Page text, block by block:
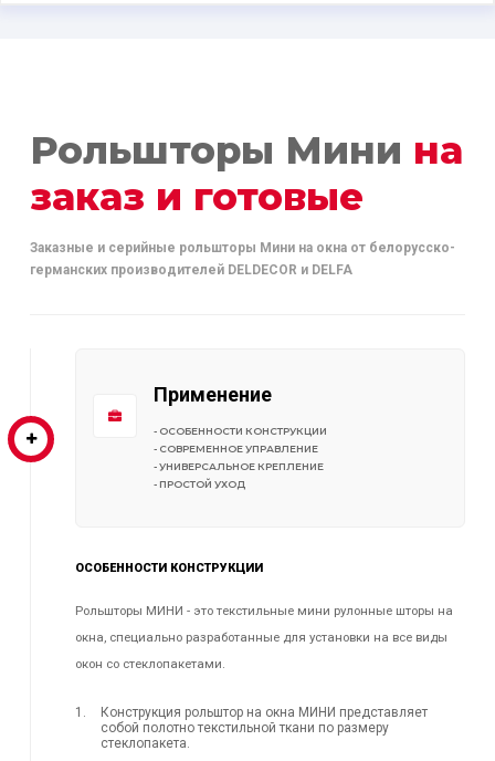
Рольшторы Мини на
заказ и готовые
Заказные и серийные рольшторы Мини на окна от белорусско-
германских производителей DELDECOR и DELFA
Применение
- ОСОБЕННОСТИ КОНСТРУКЦИИ
- СОВРЕМЕННОЕ УПРАВЛЕНИЕ
- УНИВЕРСАЛЬНОЕ КРЕПЛЕНИЕ
- ПРОСТОЙ УХОД
ОСОБЕННОСТИ КОНСТРУКЦИИ
Рольшторы МИНИ - это текстильные мини рулонные шторы на
окна, специально разработанные для установки на все виды
окон со стеклопакетами.
Конструкция рольштор на окна МИНИ представляет
собой полотно текстильной ткани по размеру
стеклопакета.